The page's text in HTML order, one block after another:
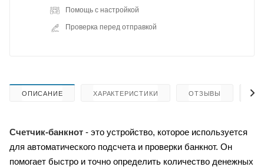
Помощь с настройкой
Проверка перед отправкой
ОПИСАНИЕ ХАРАКТЕРИСТИКИ ОТЗЫВЫ
Счетчик-банкнот - это устройство, которое используется
для автоматического подсчета и проверки банкнот. Он
помогает быстро и точно определить количество денежных